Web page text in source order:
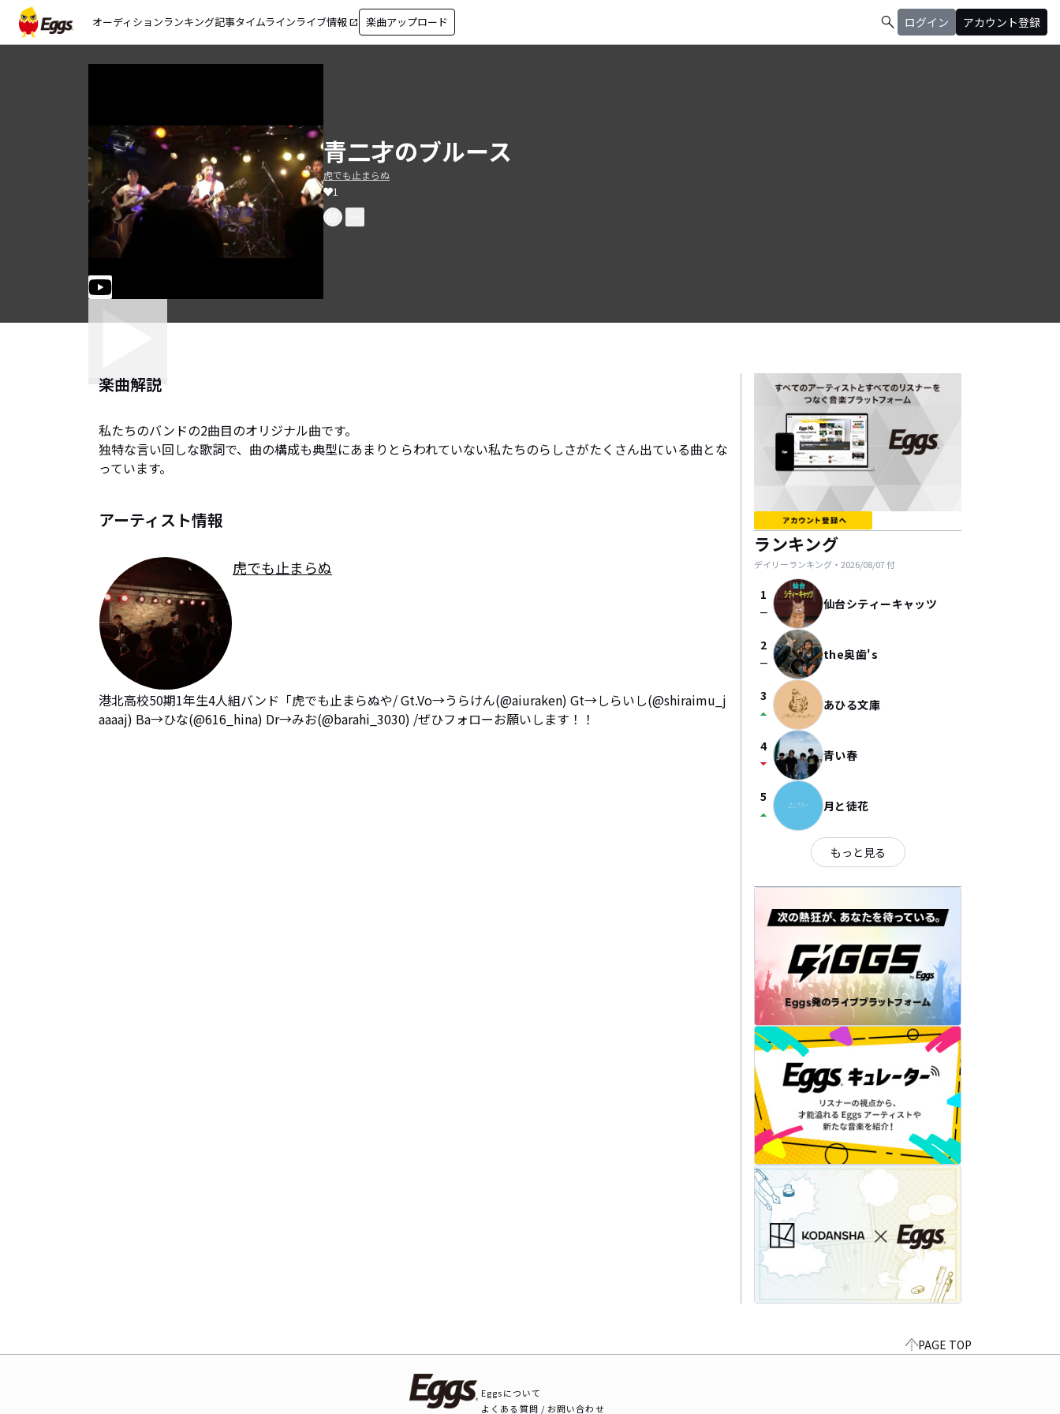
オーディションランキング記事タイムラインライブ情報 open_in_new 楽曲アップロード search ログイン アカウント登録
青二才のブルース
虎でも止まらぬ
1
楽曲解説
私たちのバンドの2曲目のオリジナル曲です。
独特な言い回しな歌詞で、曲の構成も典型にあまりとらわれていない私たちのらしさがたくさん出ている曲とな
っています。
アーティスト情報
虎でも止まらぬ
港北高校50期1年生4人組バンド「虎でも止まらぬや/ Gt.Vo→うらけん(@aiuraken) Gt→しらいし(@shiraimu_j
aaaaj) Ba→ひな(@616_hina) Dr→みお(@barahi_3030) /ぜひフォローお願いします！！
ランキング
デイリーランキング・ 2026/08/07付
1
check_indeterminate_small 仙台シティーキャッツ
2
check_indeterminate_small the奥歯's
3
arrow_drop_up あひる文庫
4
arrow_drop_down 青い春
5
arrow_drop_up 月と徒花
もっと見る
PAGE TOP
Eggsについて
よくある質問 / お問い合わせ